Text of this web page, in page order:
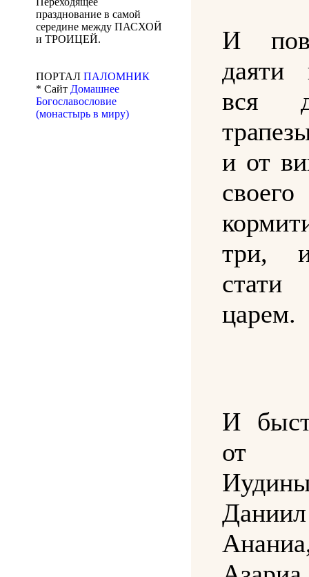
празднование в самой
середине между ПАСХОЙ
и ТРОИЦЕЙ.
ПОРТАЛ ПАЛОМНИК
* Сайт Домашнее
Богославословие
(монастырь в миру)
И
даяти
вся
и от
три,
царем.
И
от